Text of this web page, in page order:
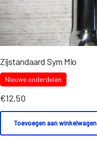
Zijstandaard Sym Mio
Nieuwe onderdelen
€12,50
Toevoegen aan winkelwagen